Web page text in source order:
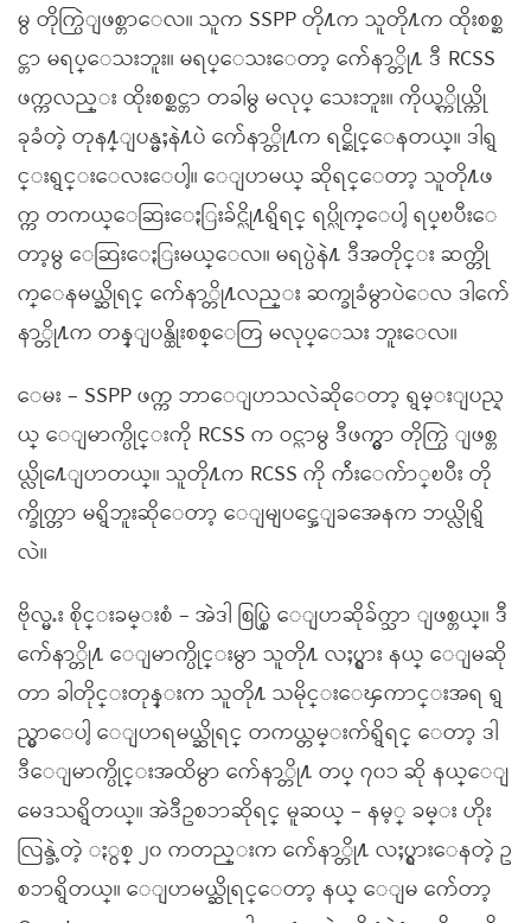
မွ တိုက္ပြဲျဖစ္တာေလ။ သူက SSPP တို႔က သူတို႔က ထိုးစစ္ဆ
င္တာ မရပ္ေသးဘူး။ မရပ္ေသးေတာ့ က်ေနာ္တို႔ ဒီ RCSS
ဖက္ကလည္း ထိုးစစ္ဆင္တာ တခါမွ မလုပ္ ေသးဘူး။ ကိုယ့္ကိုယ္ကို
ခုခံတဲ့ တုန႔္ျပန္မႈနဲ႔ပဲ က်ေနာ္တို႔က ရင္ဆိုင္ေနတယ္။ ဒါရွ
င္းရွင္းေလးေပါ့။ ေျပာမယ္ ဆိုရင္ေတာ့ သူတို႔ဖ
က္က တကယ္ေဆြးေႏြးခ်င္လို႔ရွိရင္ ရပ္လိုက္ေပါ့ ရပ္ၿပီးေ
တာ့မွ ေဆြးေႏြးမယ္ေလ။ မရပ္ပဲနဲ႔ ဒီအတိုင္း ဆက္တို
က္ေနမယ္ဆိုရင္ က်ေနာ္တို႔လည္း ဆက္ခုခံမွာပဲေလ ဒါက်ေ
နာ္တို႔က တန္ျပန္ထိုးစစ္ေတြ မလုပ္ေသး ဘူးေလ။
ေမး – SSPP ဖက္က ဘာေျပာသလဲဆိုေတာ့ ရွမ္းျပည္န
ယ္ ေျမာက္ပိုင္းကို RCSS က ဝင္လာမွ ဒီဖက္မွာ တိုက္ပြဲ ျဖစ္တ
ယ္လို႔ေျပာတယ္။ သူတို႔က RCSS ကို က်ဴးေက်ာ္ၿပီး တို
က္ခိုက္တာ မရွိဘူးဆိုေတာ့ ေျမျပင္အေျခအေနက ဘယ္လိုရွိ
လဲ။
ဗိုလ္မႉး စိုင္းခမ္းစံ – အဲဒါ စြပ္စြဲ ေျပာဆိုခ်က္သာ ျဖစ္တယ္။ ဒီ
က်ေနာ္တို႔ ေျမာက္ပိုင္းမွာ သူတို႔ လႈပ္ရွား နယ္ ေျမဆို
တာ ခါတိုင္းတုန္းက သူတို႔ သမိုင္းေၾကာင္းအရ ရွ
ည္မွာေပါ့ ေျပာရမယ္ဆိုရင္ တကယ္တမ္းက်ရွိရင္ ေတာ့ ဒါ
ဒီေျမာက္ပိုင္းအထိမွာ က်ေနာ္တို႔ တပ္ ၇၀၁ ဆို နယ္ေျ
မေဒသရွိတယ္။ အဲဒီဥစၥာဆိုရင္ မူဆယ္ – နမ့္ ခမ္း ဟိုး
လြန္ခဲ့တဲ့ ႏွစ္ ၂၀ ကတည္းက က်ေနာ္တို႔ လႈပ္ရွားေနတဲ့ ဥ
စၥာရွိတယ္။ ေျပာမယ္ဆိုရင္ေတာ့ နယ္ ေျမ က်ေတာ့